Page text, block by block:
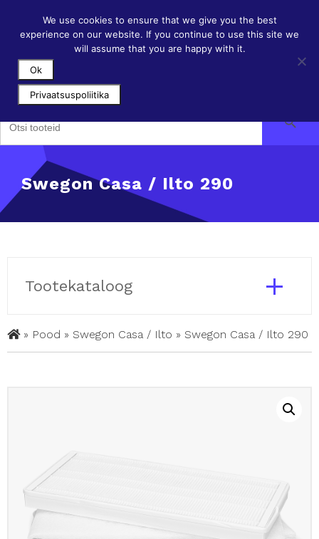
content
info@filtripood.ee +372 50 111 78
for:
Swegon Casa / Ilto 290
Tootekataloog
» Pood » Swegon Casa / Ilto » Swegon Casa / Ilto 290
We use cookies to ensure that we give you the best
experience on our website. If you continue to use this site we
will assume that you are happy with it.
Ok
Privaatsuspoliitika